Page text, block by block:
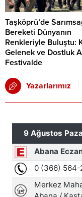
Taşköprü’de
Bereketi Dünyanın
Renkleriyle Buluştu:
Gelenek ve Dostluk
Festivalde
Yazarlarımız